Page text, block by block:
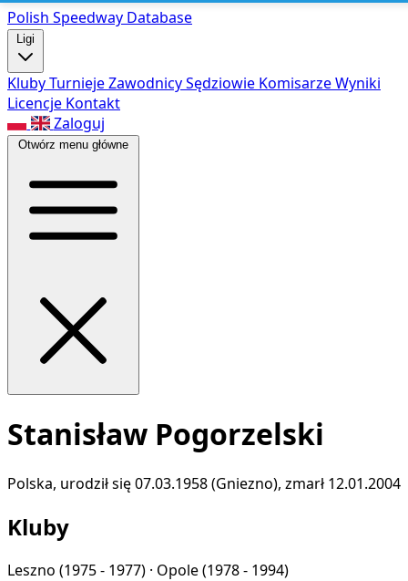
Polish Speedway Database
Ligi
KlubyTurniejeZawodnicySędziowie KomisarzeWyniki
Licencje Kontakt
Zaloguj
Otwórz menu główne
Stanisław Pogorzelski
Polska, urodził się 07.03.1958 (Gniezno), zmarł 12.01.2004
Kluby
Leszno (1975 - 1977) · Opole(1978 - 1994)